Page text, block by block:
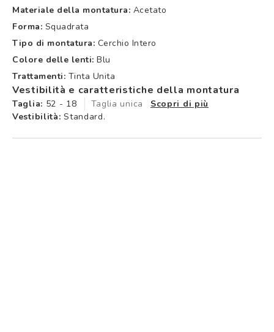
Materiale della montatura: Acetato
Forma: Squadrata
Tipo di montatura: Cerchio Intero
Colore delle lenti: Blu
Trattamenti: Tinta Unita
Vestibilità e caratteristiche della montatura
Taglia: 52 - 18 Taglia unica
Scopri di più
Vestibilità: Standard.